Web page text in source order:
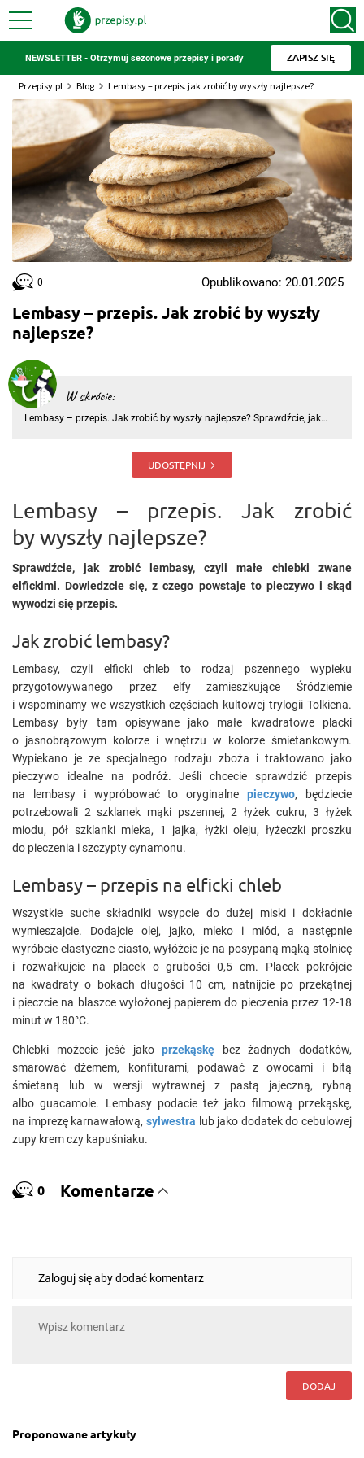
NEWSLETTER - Otrzymuj sezonowe przepisy i porady ZAPISZ SIĘ
Przepisy.pl Blog Lembasy – przepis. jak zrobić by wyszły najlepsze?
Lembasy – przepis. Jak zrobić by wyszły
najlepsze?
W skrócie:
Lembasy – przepis. Jak zrobić by wyszły najlepsze? Sprawdźcie, jak
UDOSTĘPNIJ
0 Opublikowano: 20.01.2025
Lembasy – przepis. Jak zrobić
by wyszły najlepsze?
Sprawdźcie, jak zrobić lembasy, czyli małe chlebki zwane
elfickimi. Dowiedzcie się, z czego powstaje to pieczywo i skąd
wywodzi się przepis.
Jak zrobić lembasy?
Lembasy, czyli elficki chleb to rodzaj pszennego wypieku
przygotowywanego przez elfy zamieszkujące Śródziemie
i wspominamy we wszystkich częściach kultowej trylogii Tolkiena.
Lembasy były tam opisywane jako małe kwadratowe placki
o jasnobrązowym kolorze i wnętrzu w kolorze śmietankowym.
Wypiekano je ze specjalnego rodzaju zboża i traktowano jako
pieczywo idealne na podróż. Jeśli chcecie sprawdzić przepis
na lembasy i wypróbować to oryginalnepieczywo, będziecie
potrzebowali 2 szklanek mąki pszennej, 2 łyżek cukru, 3 łyżek
miodu, pół szklanki mleka, 1 jajka, łyżki oleju, łyżeczki proszku
do pieczenia i szczypty cynamonu.
Lembasy – przepis na elficki chleb
Wszystkie suche składniki wsypcie do dużej miski i dokładnie
wymieszajcie. Dodajcie olej, jajko, mleko i miód, a następnie
wyróbcie elastyczne ciasto, wyłóżcie je na posypaną mąką stolnicę
i rozwałkujcie na placek o grubości 0,5 cm. Placek pokrójcie
na kwadraty o bokach długości 10 cm, natnijcie po przekątnej
i pieczcie na blaszce wyłożonej papierem do pieczenia przez 12-18
minut w 180°C.
Chlebki możecie jeść jakoprzekąskę bez żadnych dodatków,
smarować dżemem, konfiturami, podawać z owocami i bitą
śmietaną lub w wersji wytrawnej z pastą jajeczną, rybną
albo guacamole. Lembasy podacie też jako filmową przekąskę,
na imprezę karnawałową, sylwestra lub jako dodatek do cebulowej
zupy krem czy kapuśniaku.
0 Komentarze
Zaloguj się aby dodać komentarz
DODAJ
Proponowane artykuły